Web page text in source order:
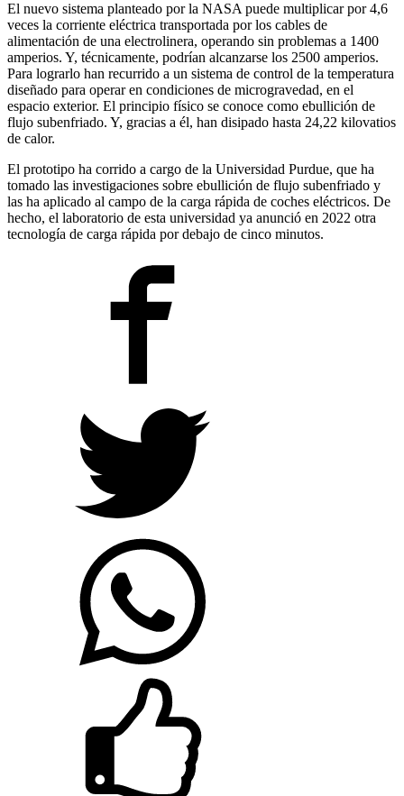
El nuevo sistema planteado por la NASA puede multiplicar por 4,6
veces la corriente eléctrica transportada por los cables de
alimentación de una electrolinera, operando sin problemas a 1400
amperios. Y, técnicamente, podrían alcanzarse los 2500 amperios.
Para lograrlo han recurrido a un sistema de control de la temperatura
diseñado para operar en condiciones de microgravedad, en el
espacio exterior. El principio físico se conoce como ebullición de
flujo subenfriado. Y, gracias a él, han disipado hasta 24,22 kilovatios
de calor.
El prototipo ha corrido a cargo de la Universidad Purdue, que ha
tomado las investigaciones sobre ebullición de flujo subenfriado y
las ha aplicado al campo de la carga rápida de coches eléctricos. De
hecho, el laboratorio de esta universidad ya anunció en 2022 otra
tecnología de carga rápida por debajo de cinco minutos.